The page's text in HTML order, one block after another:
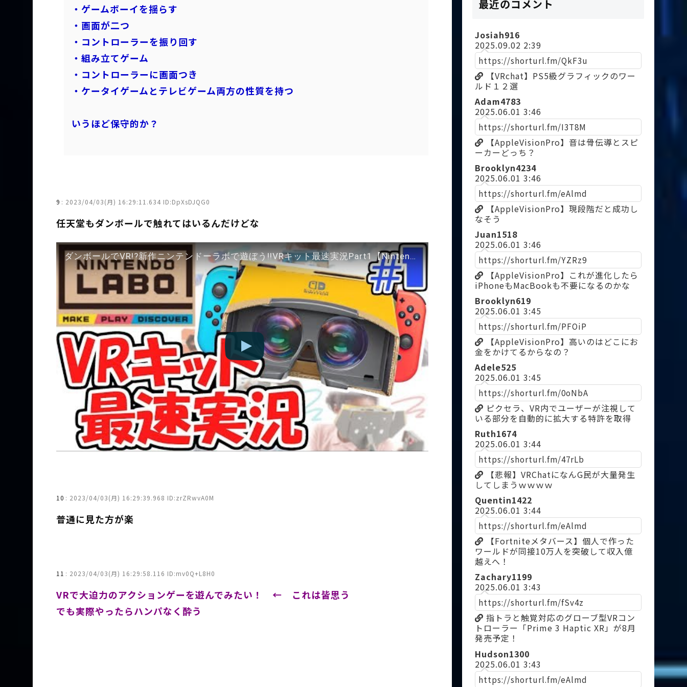
・ゲームボーイを揺らす
・画面が二つ
・コントローラーを振り回す
・組み立てゲーム
・コントローラーに画面つき
・ケータイゲームとテレビゲーム両方の性質を持つ
いうほど保守的か？
9 : 2023/04/03(月) 16:29:11.634 ID:DpXsDJQG0
任天堂もダンボールで触れてはいるんだけどな
ダンボールでVR!?新作ニンテンドーラボで遊ぼう!!VRキット最速実況Part1【NintendoLabo】
10 : 2023/04/03(月) 16:29:39.968 ID:zrZRwvA0M
普通に見た方が楽
11 : 2023/04/03(月) 16:29:58.116 ID:mv0Q+L8H0
VRで大迫力のアクションゲーを遊んでみたい！ ← これは皆思う
でも実際やったらハンパなく酔う
最近のコメント
Josiah916
2025.09.02 2:39
https://shorturl.fm/QkF3u
【VRchat】PS5級グラフィックのワー
ルド１２選
Adam4783
2025.06.01 3:46
https://shorturl.fm/I3T8M
【AppleVisionPro】音は骨伝導とスピ
ーカーどっち？
Brooklyn4234
2025.06.01 3:46
https://shorturl.fm/eAlmd
【AppleVisionPro】現段階だと成功し
なそう
Juan1518
2025.06.01 3:46
https://shorturl.fm/YZRz9
【AppleVisionPro】これが進化したら
iPhoneもMacBookも不要になるのかな
Brooklyn619
2025.06.01 3:45
https://shorturl.fm/PFOiP
【AppleVisionPro】高いのはどこにお
金をかけてるからなの？
Adele525
2025.06.01 3:45
https://shorturl.fm/0oNbA
ピクセラ、VR内でユーザーが注視して
いる部分を自動的に拡大する特許を取得
Ruth1674
2025.06.01 3:44
https://shorturl.fm/47rLb
【悲報】VRChatになんG民が大量発生
してしまうｗｗｗｗ
Quentin1422
2025.06.01 3:44
https://shorturl.fm/eAlmd
【Fortniteメタバース】個人で作った
ワールドが同接10万人を突破して収入億
越えへ！
Zachary1199
2025.06.01 3:43
https://shorturl.fm/fSv4z
指トラと触覚対応のグローブ型VRコン
トローラー「Prime 3 Haptic XR」が8月
発売予定！
Hudson1300
2025.06.01 3:43
https://shorturl.fm/eAlmd